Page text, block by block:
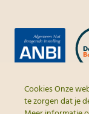
Cookies Onze
te zorgen dat je